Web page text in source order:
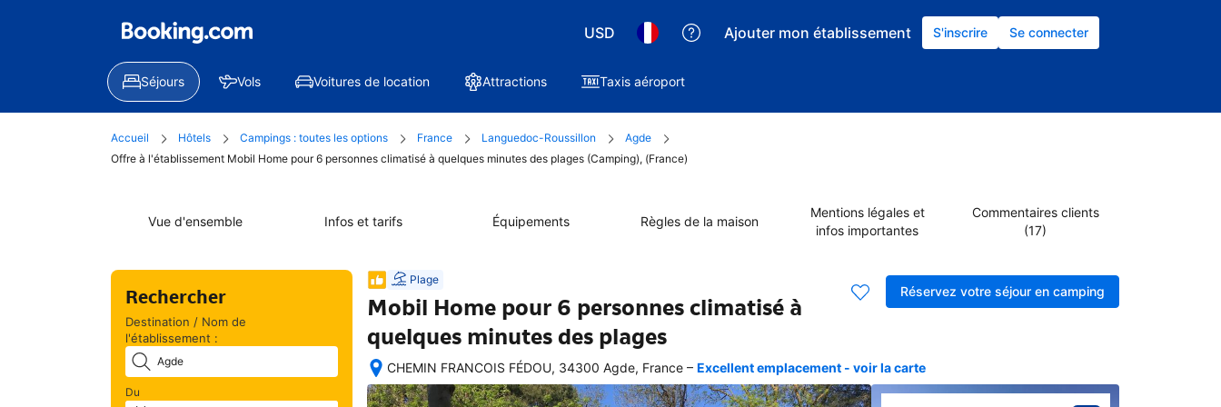
USD Ajouter mon établissement S'inscrire Se connecter
Séjours Vols Voitures de location Attractions Taxis aéroport
Accueil Hôtels Campings : toutes les options France Languedoc-Roussillon
Agde
Offre à l'établissement Mobil Home pour 6 personnes climatisé à quelques minutes des plages (Camping), (France)
Vue d'ensemble Infos et tarifs Équipements Règles de la maison
Mentions légales et
infos importantes
Commentaires clients
(17)
Rechercher
Destination / Nom de
l'établissement :
Du
Réservez votre séjour en camping
Plage
Mobil Home pour 6 personnes climatisé à
quelques minutes des plages
CHEMIN FRANCOIS FÉDOU, 34300 Agde, France
Excellente
– Excellent emplacement - voir la carte